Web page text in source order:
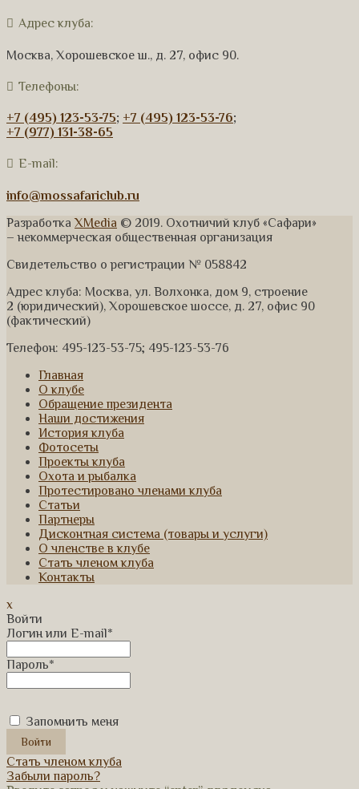
Адрес клуба:
Москва, Хорошевское ш., д. 27, офис 90.
Телефоны:
+7 (495) 123-53-75; +7 (495) 123-53-76;
+7 (977) 131-38-65
E-mail:
info@mossafariclub.ru
Разработка XMedia © 2019. Охотничий клуб «Сафари»
– некоммерческая общественная организация
Свидетельство о регистрации № 058842
Адрес клуба: Москва, ул. Волхонка, дом 9, строение
2 (юридический), Хорошевское шоссе, д. 27, офис 90
(фактический)
Телефон: 495-123-53-75; 495-123-53-76
Главная
О клубе
Обращение президента
Наши достижения
История клуба
Фотосеты
Проекты клуба
Охота и рыбалка
Протестировано членами клуба
Статьи
Партнеры
Дисконтная система (товары и услуги)
О членстве в клубе
Стать членом клуба
Контакты
x
Войти
Логин или E-mail*
Пароль*
Запомнить меня
Стать членом клуба
Забыли пароль?